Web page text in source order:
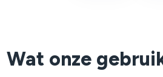
Wat onze